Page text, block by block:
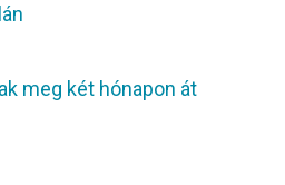
meg két hónapon át